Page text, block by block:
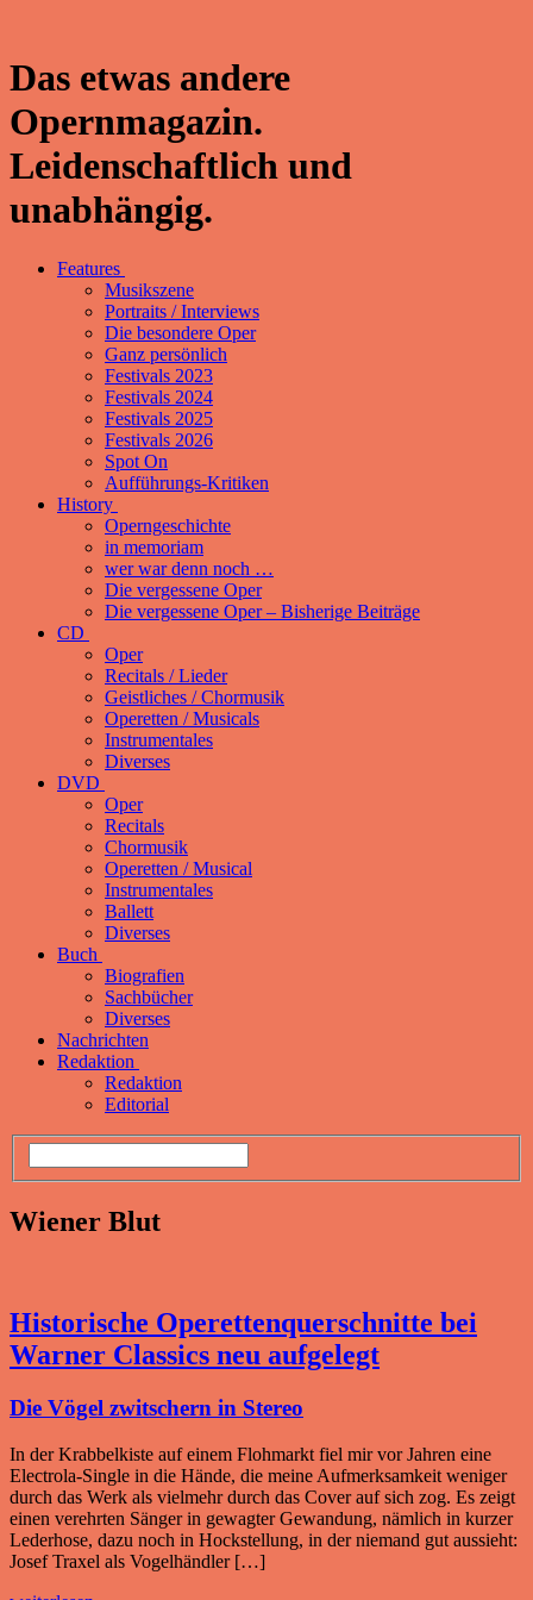
Das etwas andere
Opernmagazin.
Leidenschaftlich und
unabhängig.
Features
Musikszene
Portraits / Interviews
Die besondere Oper
Ganz persönlich
Festivals 2023
Festivals 2024
Festivals 2025
Festivals 2026
Spot On
Aufführungs-Kritiken
History
Operngeschichte
in memoriam
wer war denn noch …
Die vergessene Oper
Die vergessene Oper – Bisherige Beiträge
CD
Oper
Recitals / Lieder
Geistliches / Chormusik
Operetten / Musicals
Instrumentales
Diverses
DVD
Oper
Recitals
Chormusik
Operetten / Musical
Instrumentales
Ballett
Diverses
Buch
Biografien
Sachbücher
Diverses
Nachrichten
Redaktion
Redaktion
Editorial
Wiener Blut
Historische Operettenquerschnitte bei
Warner Classics neu aufgelegt
Die Vögel zwitschern in Stereo
In der Krabbelkiste auf einem Flohmarkt fiel mir vor Jahren eine
Electrola-Single in die Hände, die meine Aufmerksamkeit weniger
durch das Werk als vielmehr durch das Cover auf sich zog. Es zeigt
einen verehrten Sänger in gewagter Gewandung, nämlich in kurzer
Lederhose, dazu noch in Hockstellung, in der niemand gut aussieht:
Josef Traxel als Vogelhändler […]